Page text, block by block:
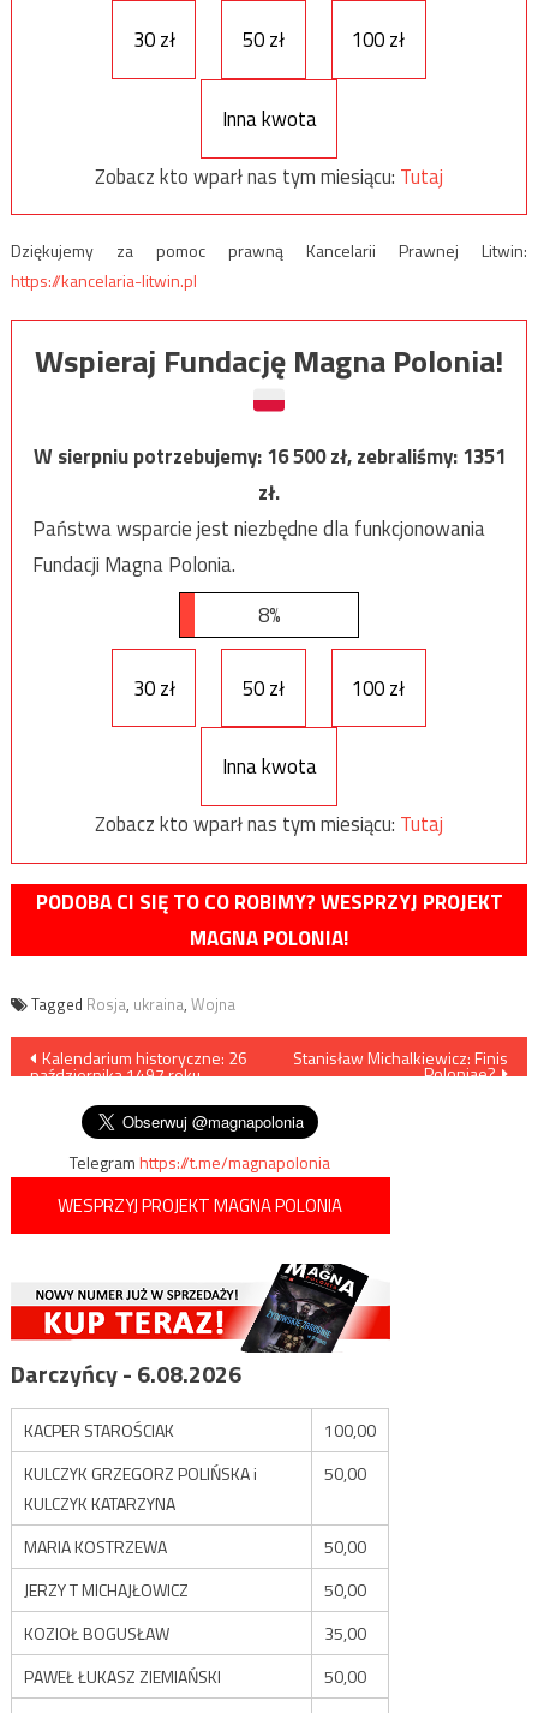
30 zł
50 zł 100 zł
Inna kwota
Zobacz kto wparł nas tym miesiącu: Tutaj
Dziękujemy za pomoc prawną Kancelarii Prawnej Litwin:
https://kancelaria-litwin.pl
Wspieraj Fundację Magna Polonia!
W sierpniu potrzebujemy:16 500zł, zebraliśmy:1351
zł.
Państwa wsparcie jest niezbędne dla funkcjonowania
Fundacji Magna Polonia.
8%
30 zł 50 zł 100 zł
Inna kwota
Zobacz kto wparł nas tym miesiącu: Tutaj
PODOBA CI SIĘ TO CO ROBIMY? WESPRZYJ PROJEKT
MAGNA POLONIA!
Tagged Rosja, ukraina, Wojna
Nawigacja
wpisu
Kalendarium historyczne: 26
października 1497 roku –
Stanisław Michalkiewicz: Finis
Poloniae?
Telegramhttps://t.me/magnapolonia
WESPRZYJ PROJEKT MAGNA POLONIA
Darczyńcy - 6.08.2026
KACPER STAROŚCIAK
100,00
KULCZYK GRZEGORZ POLIŃSKA i
KULCZYK KATARZYNA
50,00
MARIA KOSTRZEWA
50,00
JERZY T MICHAJŁOWICZ
50,00
KOZIOŁ BOGUSŁAW
35,00
PAWEŁ ŁUKASZ ZIEMIAŃSKI
50,00